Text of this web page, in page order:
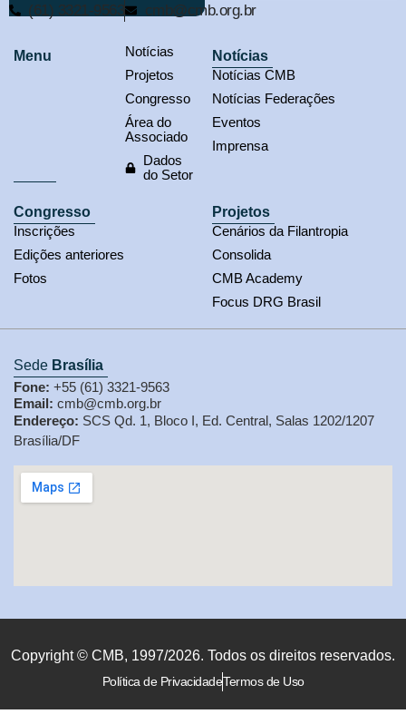
(61) 3321-9563 cmb@cmb.org.br
Menu
Notícias
Projetos
Congresso
Área do
Associado
Dados
do Setor
Notícias
Notícias CMB
Notícias Federações
Eventos
Imprensa
Congresso
Inscrições
Edições anteriores
Fotos
Projetos
Cenários da Filantropia
Consolida
CMB Academy
Focus DRG Brasil
Sede Brasília
Fone: +55 (61) 3321-9563
Email: cmb@cmb.org.br
Endereço: SCS Qd. 1, Bloco I, Ed. Central, Salas 1202/1207
Brasília/DF
Copyright © CMB, 1997/2026. Todos os direitos reservados.
Política de PrivacidadeTermos de Uso